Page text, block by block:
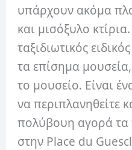
υπάρχουν ακόμα
και μισόξυλο
ταξιδιωτικός
τα επίσημα
το μουσείο. Είναι
να περιπλανηθείτε
πολύβουη αγορά τα
στην Place du